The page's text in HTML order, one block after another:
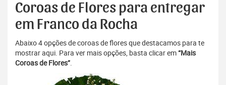
Coroas de Flores para entregar
em Franco da Rocha
Abaixo 4 opções de coroas de flores que destacamos para te
mostrar aqui. Para ver mais opções, basta clicar em“Mais
Coroas de Flores”.